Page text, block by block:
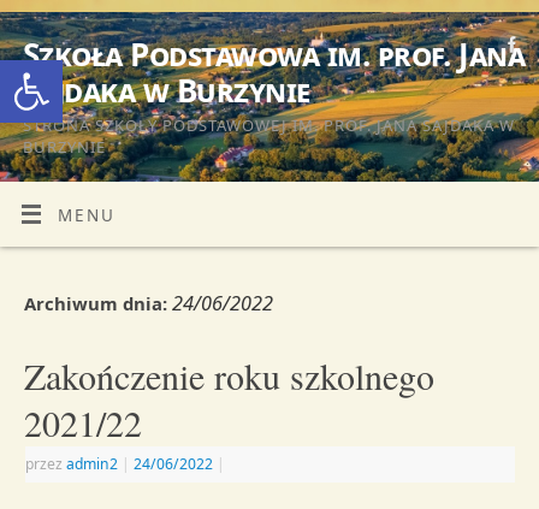
Otwórz pasek narzędzi
Szkoła Podstawowa im. prof. Jana
Sajdaka w Burzynie
STRONA SZKOŁY PODSTAWOWEJ IM. PROF. JANA SAJDAKA W
BURZYNIE
MENU
Archiwum dnia:24/06/2022
Zakończenie roku szkolnego
2021/22
przezadmin2 | 24/06/2022 |